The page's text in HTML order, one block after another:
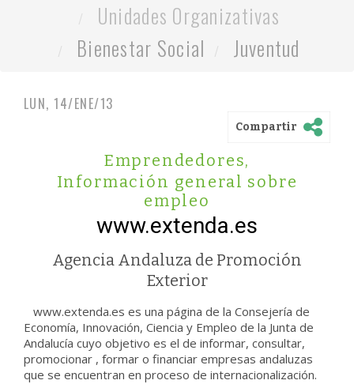
Unidades Organizativas
Bienestar Social
Juventud
LUN, 14/ENE/13
Compartir
Emprendedores,
Información general sobre
empleo
www.extenda.es
Agencia Andaluza de Promoción
Exterior
www.extenda.es es una página de la Consejería de
Economía, Innovación, Ciencia y Empleo de la Junta de
Andalucía cuyo objetivo es el de informar, consultar,
promocionar , formar o financiar empresas andaluzas
que se encuentran en proceso de internacionalización.